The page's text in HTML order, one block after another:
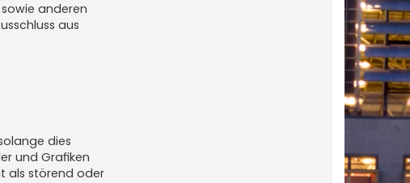
anderen
aus
dies
und Grafiken
als störend oder